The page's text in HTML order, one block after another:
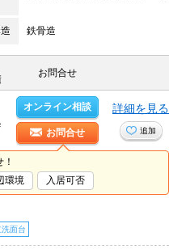
鉄骨造
お問合せ
オンライン相談
お問合せ
詳細を見る
追加
環境 入居可否
面台